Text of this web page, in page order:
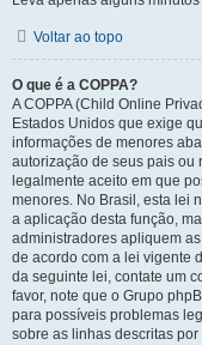
Voltar ao topo
O que é a COPPA?
A COPPA (Child Online
Estados Unidos que exige
informações de menores
autorização de seus pais ou
legalmente aceito em que
menores. No Brasil, esta lei
a aplicação desta função,
administradores apliquem
de acordo com a lei vigente
da seguinte lei, contate um
favor, note que o Grupo
para possíveis problemas
sobre as linhas descritas por